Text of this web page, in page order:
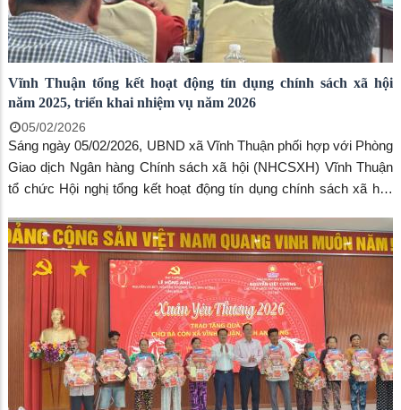
Vĩnh Thuận tổng kết hoạt động tín dụng chính sách xã hội
năm 2025, triển khai nhiệm vụ năm 2026
05/02/2026
Sáng ngày 05/02/2026, UBND xã Vĩnh Thuận phối hợp với Phòng
Giao dịch Ngân hàng Chính sách xã hội (NHCSXH) Vĩnh Thuận
tổ chức Hội nghị tổng kết hoạt động tín dụng chính sách xã hội;
hướng, nhiệm vụ năm 2026.